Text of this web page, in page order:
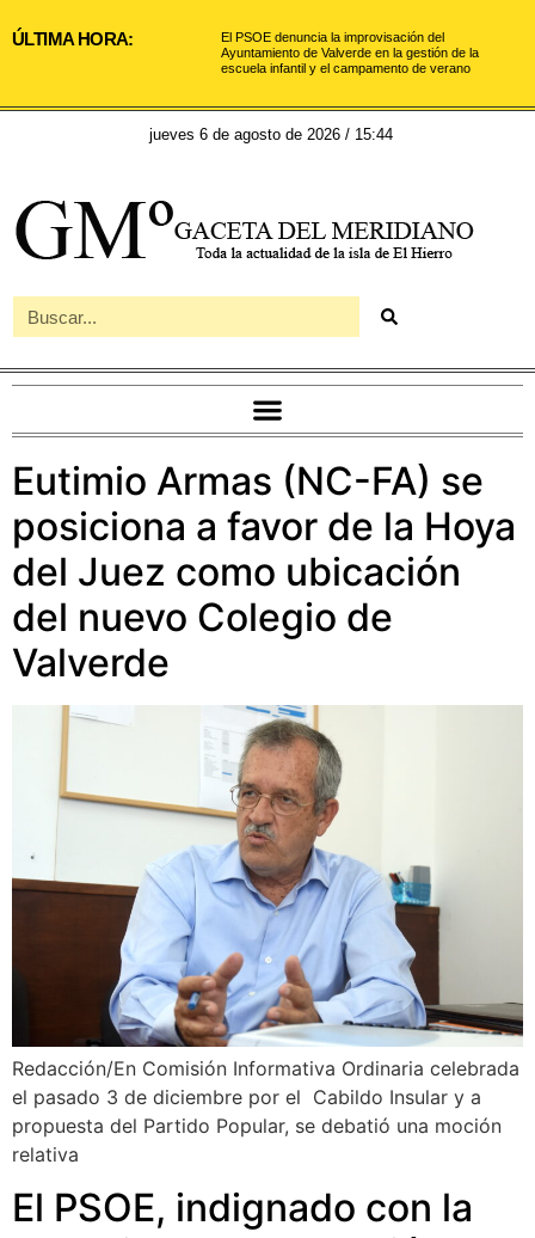
ÚLTIMA HORA:
El PSOE denuncia la improvisación del
Ayuntamiento de Valverde en la gestión de la
escuela infantil y el campamento de verano
jueves 6 de agosto de 2026 / 15:44
Eutimio Armas (NC-FA) se
posiciona a favor de la Hoya
del Juez como ubicación
del nuevo Colegio de
Valverde
Redacción/En Comisión Informativa Ordinaria celebrada
el pasado 3 de diciembre por el Cabildo Insular y a
propuesta del Partido Popular, se debatió una moción
relativa
El PSOE, indignado con la